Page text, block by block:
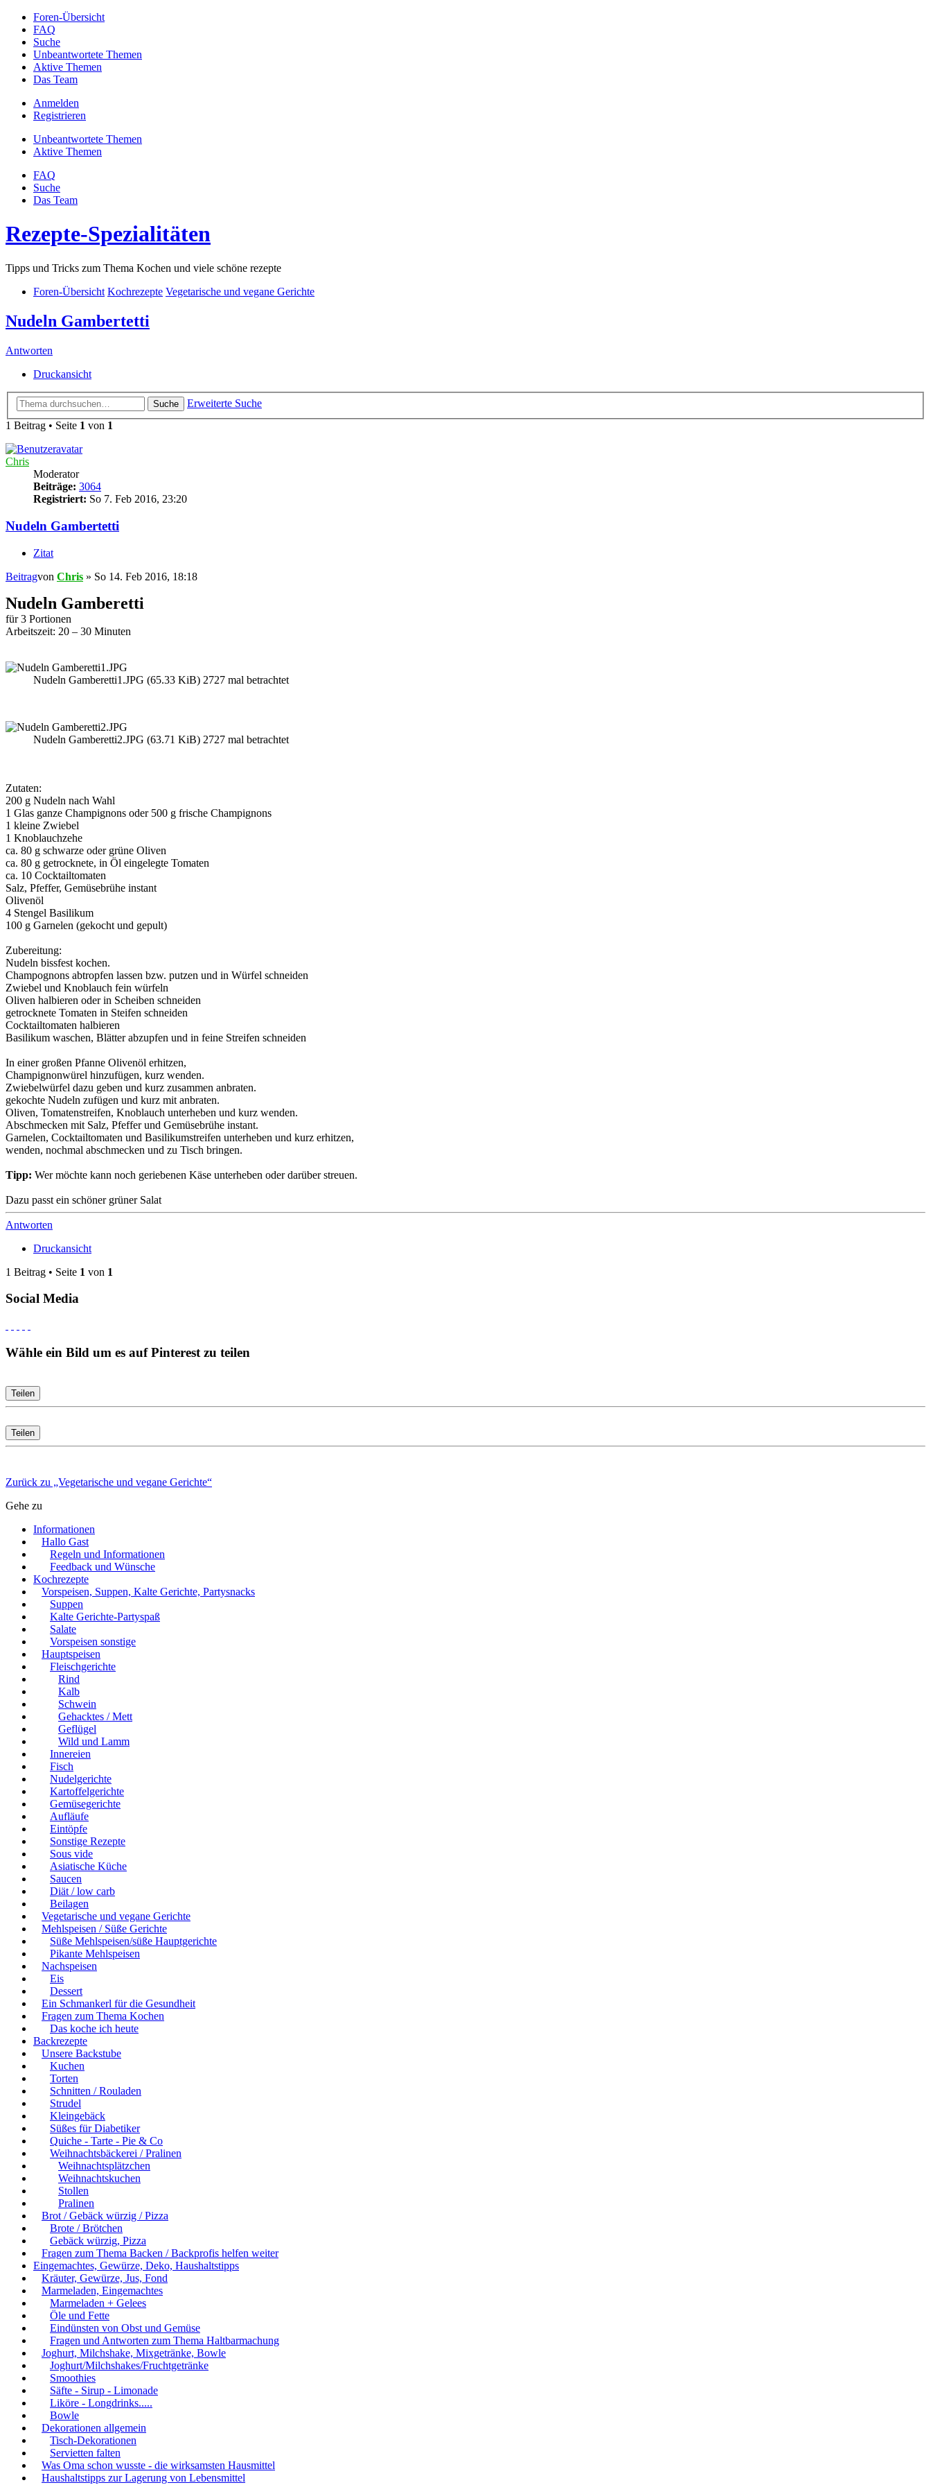
Foren-Übersicht
FAQ
Suche
Unbeantwortete Themen
Aktive Themen
Das Team
Anmelden
Registrieren
Unbeantwortete Themen
Aktive Themen
FAQ
Suche
Das Team
Rezepte-Spezialitäten
Tipps und Tricks zum Thema Kochen und viele schöne rezepte
Foren-Übersicht Kochrezepte Vegetarische und vegane Gerichte
Nudeln Gambertetti
Antworten
Druckansicht
Suche
Erweiterte Suche
1 Beitrag • Seite 1 von 1
Chris
Moderator
Beiträge: 3064
Registriert: So 7. Feb 2016, 23:20
Nudeln Gambertetti
Zitat
Beitragvon Chris » So 14. Feb 2016, 18:18
Nudeln Gamberetti
für 3 Portionen
Arbeitszeit: 20 – 30 Minuten
Nudeln Gamberetti1.JPG (65.33 KiB) 2727 mal betrachtet
Nudeln Gamberetti2.JPG (63.71 KiB) 2727 mal betrachtet
Zutaten:
200 g Nudeln nach Wahl
1 Glas ganze Champignons oder 500 g frische Champignons
1 kleine Zwiebel
1 Knoblauchzehe
ca. 80 g schwarze oder grüne Oliven
ca. 80 g getrocknete, in Öl eingelegte Tomaten
ca. 10 Cocktailtomaten
Salz, Pfeffer, Gemüsebrühe instant
Olivenöl
4 Stengel Basilikum
100 g Garnelen (gekocht und gepult)
Zubereitung:
Nudeln bissfest kochen.
Champognons abtropfen lassen bzw. putzen und in Würfel schneiden
Zwiebel und Knoblauch fein würfeln
Oliven halbieren oder in Scheiben schneiden
getrocknete Tomaten in Steifen schneiden
Cocktailtomaten halbieren
Basilikum waschen, Blätter abzupfen und in feine Streifen schneiden
In einer großen Pfanne Olivenöl erhitzen,
Champignonwürel hinzufügen, kurz wenden.
Zwiebelwürfel dazu geben und kurz zusammen anbraten.
gekochte Nudeln zufügen und kurz mit anbraten.
Oliven, Tomatenstreifen, Knoblauch unterheben und kurz wenden.
Abschmecken mit Salz, Pfeffer und Gemüsebrühe instant.
Garnelen, Cocktailtomaten und Basilikumstreifen unterheben und kurz erhitzen,
wenden, nochmal abschmecken und zu Tisch bringen.
Tipp: Wer möchte kann noch geriebenen Käse unterheben oder darüber streuen.
Dazu passt ein schöner grüner Salat
Antworten
Druckansicht
1 Beitrag • Seite 1 von 1
Social Media
Wähle ein Bild um es auf Pinterest zu teilen
Teilen
Teilen
Zurück zu „Vegetarische und vegane Gerichte“
Gehe zu
Informationen
Hallo Gast
Regeln und Informationen
Feedback und Wünsche
Kochrezepte
Vorspeisen, Suppen, Kalte Gerichte, Partysnacks
Suppen
Kalte Gerichte-Partyspaß
Salate
Vorspeisen sonstige
Hauptspeisen
Fleischgerichte
Rind
Kalb
Schwein
Gehacktes / Mett
Geflügel
Wild und Lamm
Innereien
Fisch
Nudelgerichte
Kartoffelgerichte
Gemüsegerichte
Aufläufe
Eintöpfe
Sonstige Rezepte
Sous vide
Asiatische Küche
Saucen
Diät / low carb
Beilagen
Vegetarische und vegane Gerichte
Mehlspeisen / Süße Gerichte
Süße Mehlspeisen/süße Hauptgerichte
Pikante Mehlspeisen
Nachspeisen
Eis
Dessert
Ein Schmankerl für die Gesundheit
Fragen zum Thema Kochen
Das koche ich heute
Backrezepte
Unsere Backstube
Kuchen
Torten
Schnitten / Rouladen
Strudel
Kleingebäck
Süßes für Diabetiker
Quiche - Tarte - Pie & Co
Weihnachtsbäckerei / Pralinen
Weihnachtsplätzchen
Weihnachtskuchen
Stollen
Pralinen
Brot / Gebäck würzig / Pizza
Brote / Brötchen
Gebäck würzig, Pizza
Fragen zum Thema Backen / Backprofis helfen weiter
Eingemachtes, Gewürze, Deko, Haushaltstipps
Kräuter, Gewürze, Jus, Fond
Marmeladen, Eingemachtes
Marmeladen + Gelees
Öle und Fette
Eindünsten von Obst und Gemüse
Fragen und Antworten zum Thema Haltbarmachung
Joghurt, Milchshake, Mixgetränke, Bowle
Joghurt/Milchshakes/Fruchtgetränke
Smoothies
Säfte - Sirup - Limonade
Liköre - Longdrinks.....
Bowle
Dekorationen allgemein
Tisch-Dekorationen
Servietten falten
Was Oma schon wusste - die wirksamsten Hausmittel
Haushaltstipps zur Lagerung von Lebensmittel